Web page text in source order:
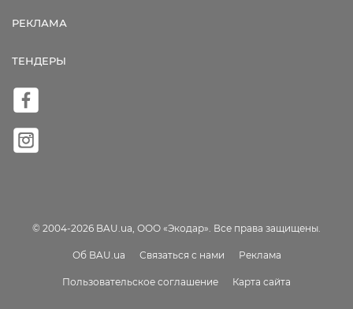
РЕКЛАМА
ТЕНДЕРЫ
© 2004-2026 BAU.ua, ООО «Экодар». Все права защищены.
Об BAU.ua Связаться с нами Реклама
Пользовательское соглашение Карта сайта